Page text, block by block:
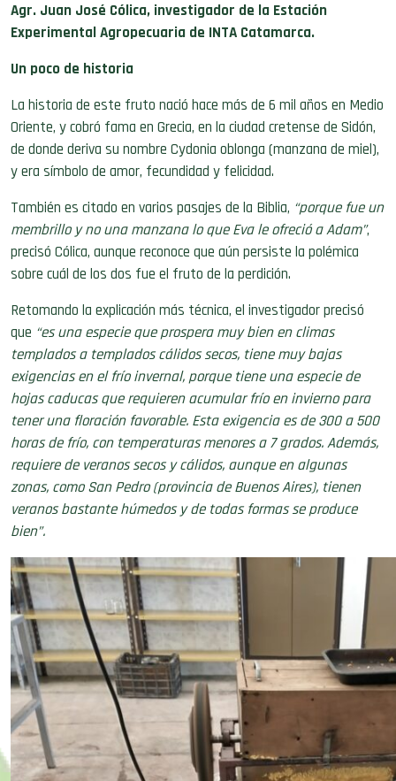
Agr. Juan José Cólica, investigador de la Estación
Experimental Agropecuaria de INTA Catamarca.
Un poco de historia
La historia de este fruto nació hace más de 6 mil años en Medio
Oriente, y cobró fama en Grecia, en la ciudad cretense de Sidón,
de donde deriva su nombre Cydonia oblonga (manzana de miel),
y era símbolo de amor, fecundidad y felicidad.
También es citado en varios pasajes de la Biblia, “porque fue un
membrillo y no una manzana lo que Eva le ofreció a Adam”,
precisó Cólica, aunque reconoce que aún persiste la polémica
sobre cuál de los dos fue el fruto de la perdición.
Retomando la explicación más técnica, el investigador precisó
que “es una especie que prospera muy bien en climas
templados a templados cálidos secos, tiene muy bajas
exigencias en el frío invernal, porque tiene una especie de
hojas caducas que requieren acumular frío en invierno para
tener una floración favorable. Esta exigencia es de 300 a 500
horas de frío, con temperaturas menores a 7 grados. Además,
requiere de veranos secos y cálidos, aunque en algunas
zonas, como San Pedro (provincia de Buenos Aires), tienen
veranos bastante húmedos y de todas formas se produce
bien”.